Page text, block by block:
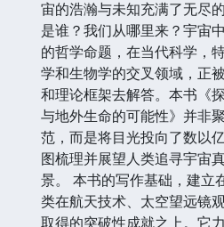
宙的浩瀚与未知充满了无尽
是谁？我们从哪里来？宇宙
的哲学命题，在当代科学，
学和生物学的交叉领域，正
和理论框架去解答。本书《
与地外生命的可能性》并非
范，而是将目光投向了数以
图梳理并展望人类追寻宇宙
景。 本书的写作基础，建立
类在航天技术、太空望远镜
取得的突破性成就之上。它